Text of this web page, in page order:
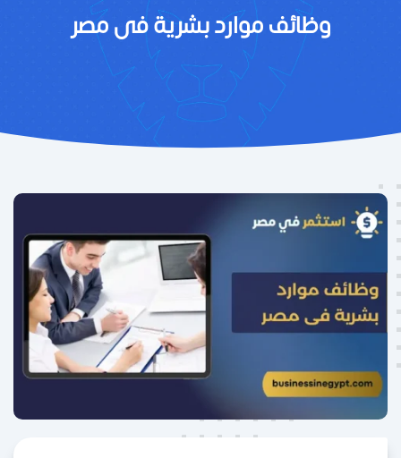
وظائف موارد بشرية فى مصر